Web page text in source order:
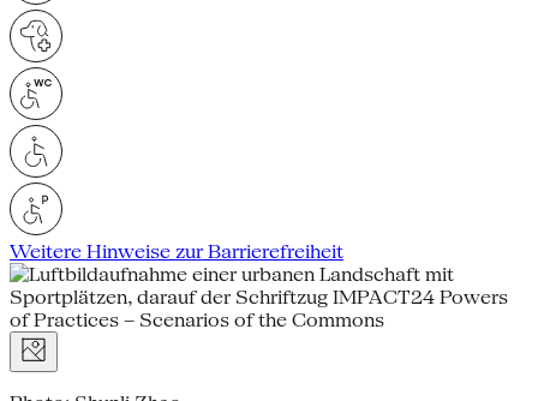
Weitere Hinweise zur Barrierefreiheit